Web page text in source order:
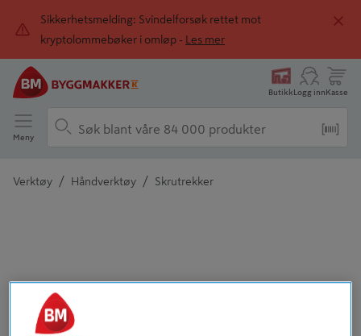
Sikkerhetsmelding: Svindelforsøk rettet mot
kryptolommebøker i omløp -
Les mer
ButikkLogg innKasse
Meny
Verktøy / Håndverktøy / Skrutrekker